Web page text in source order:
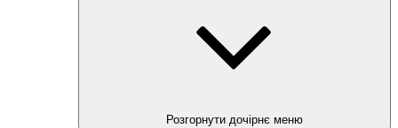
Розгорнути дочірнє меню